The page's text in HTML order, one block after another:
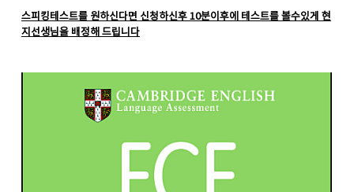
스피킹테스트를 원하신다면 신청하신후 10분이후에 테스트를 볼수있게 현
지선생님을 배정해 드립니다